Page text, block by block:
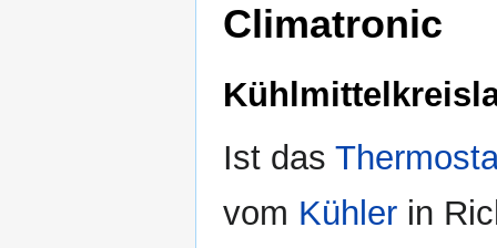
Climatronic
Ist das
vom Kühler in